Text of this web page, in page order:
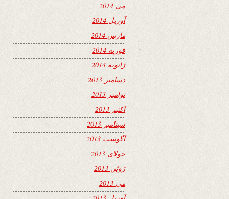
می 2014
آوریل 2014
مارس 2014
فوریه 2014
ژانویه 2014
دسامبر 2013
نوامبر 2013
اکتبر 2013
سپتامبر 2013
آگوست 2013
جولای 2013
ژوئن 2013
می 2013